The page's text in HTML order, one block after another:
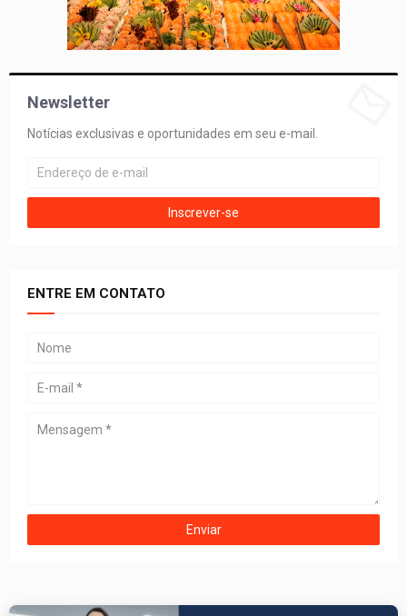
Newsletter
Notícias exclusivas e oportunidades em seu e-mail.
ENTRE EM CONTATO